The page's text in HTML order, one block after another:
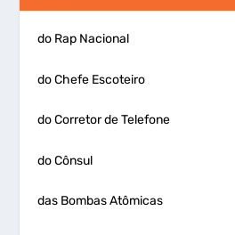
do Rap Nacional
do Chefe Escoteiro
do Corretor de Telefone
do Cônsul
das Bombas Atômicas